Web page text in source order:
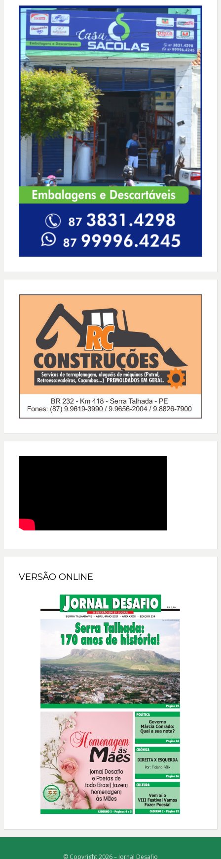
VERSÃO ONLINE
© Copyright 2026 – Jornal Desafio